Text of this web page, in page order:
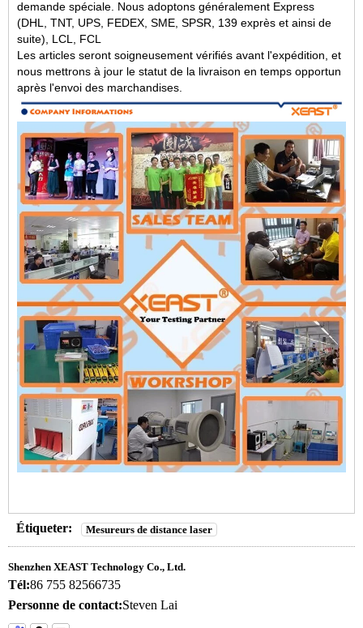
demande spéciale. Nous adoptons généralement Express
(DHL, TNT, UPS, FEDEX, SME, SPSR, 139 exprès et ainsi de
suite), LCL, FCL
Les articles seront soigneusement vérifiés avant l'expédition, et
nous mettrons à jour le statut de la livraison en temps opportun
après l'envoi des marchandises.
Étiqueter: Mesureurs de distance laser
Shenzhen XEAST Technology Co., Ltd.
Tél:86 755 82566735
Personne de contact:Steven Lai